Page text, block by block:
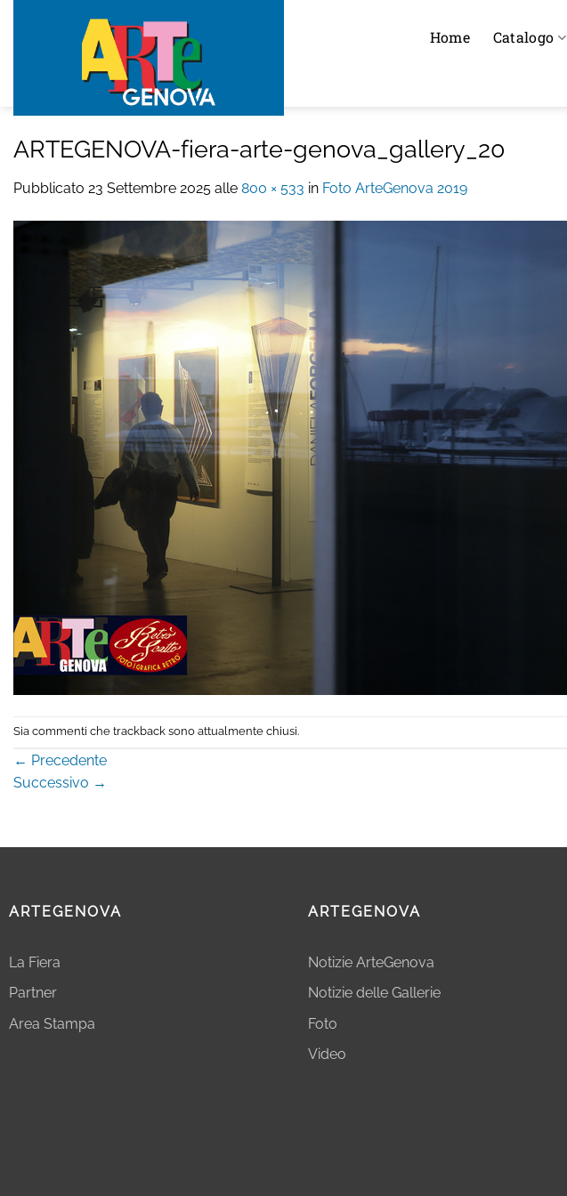
Home Catalogo
ARTEGENOVA-fiera-arte-genova_gallery_20
Pubblicato 23 Settembre 2025 alle 800 × 533 in Foto ArteGenova 2019
Sia commenti che trackback sono attualmente chiusi.
← Precedente
Successivo →
ARTEGENOVA
La Fiera
Partner
Area Stampa
ARTEGENOVA
Notizie ArteGenova
Notizie delle Gallerie
Foto
Video